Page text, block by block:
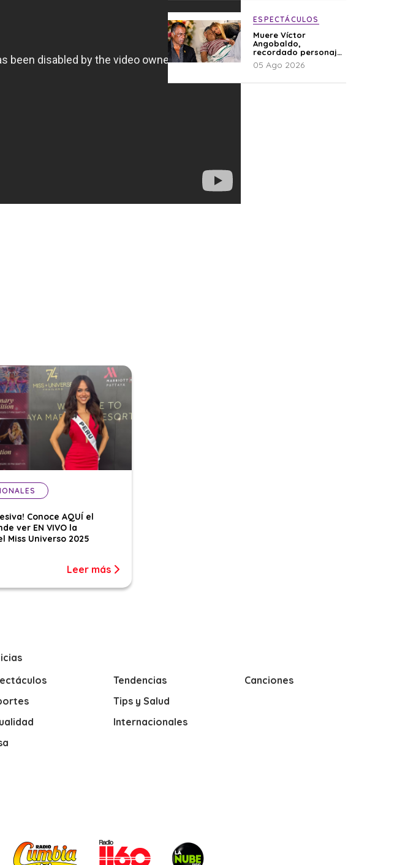
Conoce AQUÍ el
ver EN VIVO la
Miss Universo 2025
Leer más
ESPECTÁCULOS
Muere Víctor
Angobaldo,
recordado personaje
de la farándula y
expareja de Shirley
05 Ago 2026
Tendencias
Tips y Salud
Internacionales
Canciones